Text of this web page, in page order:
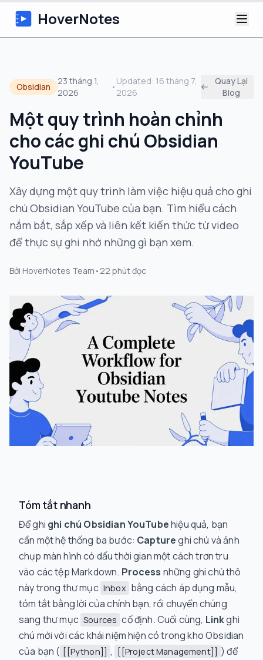
HoverNotes
Extension
Ghi chú Video AI
Giới thiệu
Blog
Obsidian
23 tháng 1,
2026
•
Updated: 16 tháng 7,
2026
Quay Lại
Blog
Một quy trình hoàn chỉnh
cho các ghi chú Obsidian
YouTube
Xây dựng một quy trình làm việc hiệu quả cho ghi
chú Obsidian YouTube của bạn. Tìm hiểu cách
nắm bắt, sắp xếp và liên kết kiến thức từ video
để thực sự ghi nhớ những gì bạn xem.
Bởi HoverNotes Team • 22 phút đọc
Tóm tắt nhanh
Để ghi ghi chú Obsidian YouTubehiệu quả, bạn
cần một hệ thống ba bước: Captureghi chú và ảnh
chụp màn hình có dấu thời gian một cách trơn tru
vào các tệp Markdown. Process những ghi chú thô
này trong thư mục Inbox bằng cách áp dụng mẫu,
tóm tắt bằng lời của chính bạn, rồi chuyển chúng
sang thư mục Sources cố định. Cuối cùng, Linkghi
chú mới với các khái niệm hiện có trong kho Obsidian
của bạn ( [[Python]] , [[Project Management]] ) để